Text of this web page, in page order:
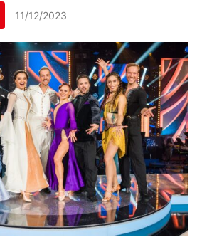
11/12/2023